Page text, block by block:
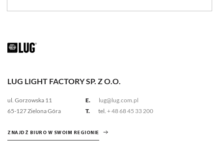
LUG LIGHT FACTORY SP. Z O.O.
ul. Gorzowska 11
65-127 Zielona Góra
E.
lug@lug.com.pl
T.
tel. + 48 68 45 33 200
ZNAJDŹ BIURO W SWOIM REGIONIE